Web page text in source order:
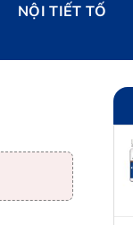
NỘI TIẾT TỐ